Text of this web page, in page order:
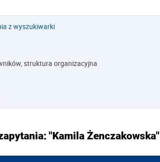
z wyszukiwarki
struktura organizacyjna
"Kamila Żenczakowska"